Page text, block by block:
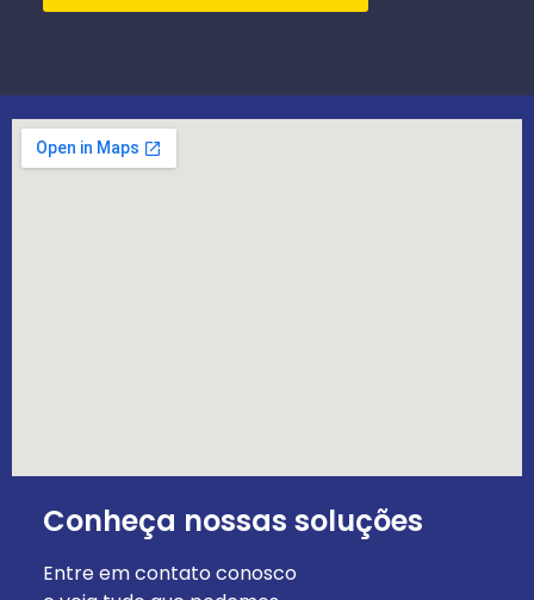
Conheça nossas soluções
Entre em contato conosco